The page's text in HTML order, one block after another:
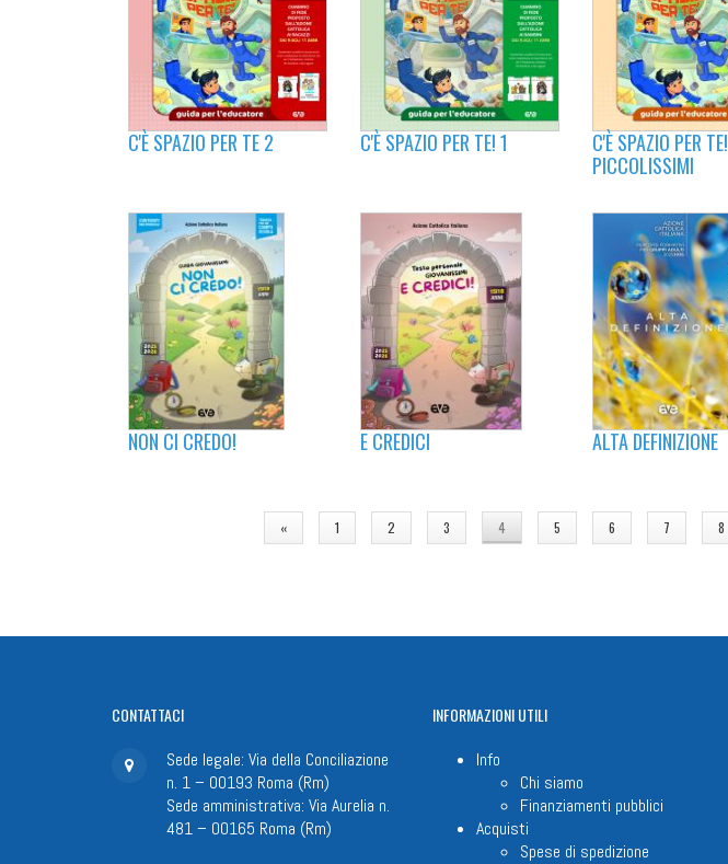
C'È SPAZIO PER TE 2 C'È SPAZIO PER TE! 1
C'È SPAZIO PER TE!
PICCOLISSIMI
NON CI CREDO! E CREDICI ALTA DEFINIZIONE
« 1 2 3 4 5 6 7 8
CONTATTACI
Sede legale: Via della Conciliazione
n. 1 – 00193 Roma (Rm)
Sede amministrativa: Via Aurelia n.
481 – 00165 Roma (Rm)
INFORMAZIONIUTILI
Info
Chi siamo
Finanziamenti pubblici
Acquisti
Spese di spedizione